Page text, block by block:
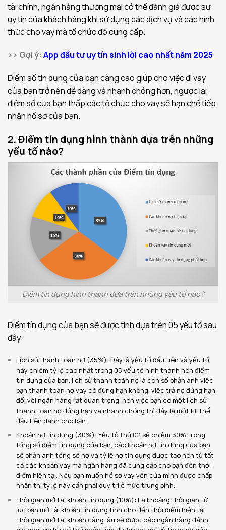
tài chính, ngân hàng thương mại có thể đánh giá được sự
uy tín của khách hàng khi sử dụng các dịch vụ và các hình
thức cho vay mà tổ chức đó cung cấp.
>> Gợi ý: App đầu tư uy tín sinh lời cao nhất năm 2025
Điểm số tín dụng của bạn càng cao giúp cho việc đi vay
của bạn trở nên dễ dàng và nhanh chóng hơn, ngược lại
điểm số của bạn thấp các tổ chức cho vay sẽ hạn chế tiếp
nhận hồ sơ của bạn.
2. Điểm tín dụng hình thành dựa trên những
yếu tố nào?
Điểm tín dụng hình thành dựa trên những yếu tố nào?
Điểm tín dụng của bạn sẽ được tính dựa trên 05 yếu tố sau
đây:
Lịch sử thanh toán nợ (35%): Đây là yếu tố đầu tiên và yếu tố
này chiếm tỷ lệ cao nhất trong 05 yếu tố hình thành nên điểm
tín dụng của bạn, lịch sử thanh toán nợ là con số phản ánh việc
bạn thanh toán nợ vay có đúng hạn không, việc trả nợ đúng hạn
đối với ngân hàng rất quan trọng, nên việc bạn có một lịch sử
thanh toán nợ đúng hạn và nhanh chóng thì đây là một lợi thế
đầu tiên dành cho bạn.
Khoản nợ tín dụng (30%): Yếu tố thứ 02 sẽ chiếm 30% trong
tổng số điểm tín dụng của bạn, các khoản nợ tín dụng của bạn
sẽ phản ánh tổng số nợ và tỷ lệ nợ tín dụng được tạo nên từ tất
cả các khoản vay mà ngân hàng đã cung cấp cho bạn đến thời
điểm hiện tại. Nếu bạn muốn hồ sơ vay vốn của mình được chấp
nhận thì tỷ lệ này cần phải duy trì ở mức trung bình.
Thời gian mở tài khoản tín dụng (10%): Là khoảng thời gian từ
lúc bạn mở tài khoản tín dụng tính cho đến thời điểm hiện tại.
Thời gian mở tài khoản càng lâu sẽ được các ngân hàng đánh